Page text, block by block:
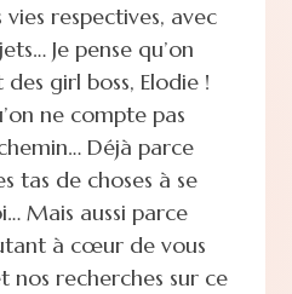
vies respectives, avec
Je pense qu’on
girl boss, Elodie !
ne compte pas
Déjà parce
tas de choses à se
Mais aussi parce
à cœur de vous
nos recherches sur ce